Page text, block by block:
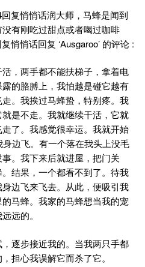
复悄悄话润大师，马蜂是闻到
有刚吃过甜点或者喝过咖啡
悄悄话回复 ‘Ausgaroo’ 的评论 :
，两手都不能扶梯子，拿着电
的胳膊上，我怕越是碰它越有
。我挨过马蜂蛰，特别疼。我
是不走。我就继续干活，它就
了。我感觉很幸运。我就开始
边飞。有一个落在我头上没毛
。我下来后就进屋，把门关
结果，一个都看不到了。待我
边飞来飞去。从此，便吸引我
马蜂。我家的马蜂想当我的宠
远的。
逐步接近我的。当我两只手都
担心我误解它而杀了它。